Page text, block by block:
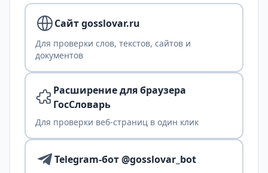
Сайт gosslovar.ru
Для проверки слов, текстов, сайтов и
документов
Расширение для браузера
ГосСловарь
Для проверки веб-страниц в один клик
Telegram-бот @gosslovar_bot